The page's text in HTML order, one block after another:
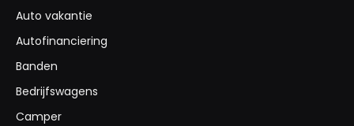
Auto vakantie
Autofinanciering
Banden
Bedrijfswagens
Camper